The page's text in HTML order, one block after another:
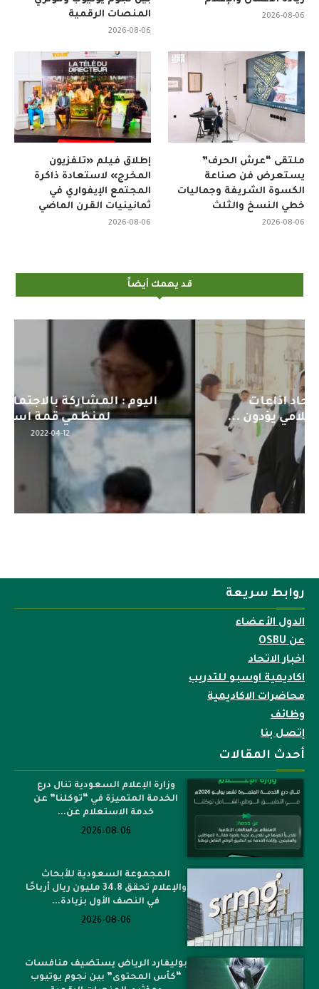
بين نجوم يوتيوب ومؤثري
المنصات الرقمية
ريادة الأعمال والإعلام
إطلاق فيلم «تلفزيون
المخرج» لاستعادة ذاكرة
المجتمع الإيفواري في
ثمانينيات القرن الماضي
ملتقى “عرش الحرف”
يستعرض فن صناعة
الكسوة الشريفة وجماليات
خطي النسخ والثلث
قد يهمك أيضاً
اليوم : المشاركة بالاجتماع التحضيري
لمنظمي قمة اسيا...
روابط سريعة
الدول الأعضاء
عن OSBU
اخبار الاتحاد
اكاديمية اوسبو للتدريب
محاضرات الاكاديمية
وظائف
إتصل بنا
وزارة الإعلام السعودية تنال درع
الخدمة المتميزة في “توكلنا” عن
خدمة الاستعلام عن...
المجموعة السعودية للأبحاث
والإعلام تحقق 34.8 مليون ريال أرباحًا
في النصف الأول بزيادة...
بوليفارد الرياض يستضيف منافسات
“كأس المحتوى” بين نجوم يوتيوب